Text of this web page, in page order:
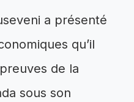
a présenté
qu’il
de la
sous son